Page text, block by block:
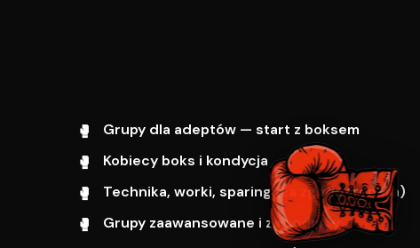
Grupy dla adeptów — start z boksem
Kobiecy boks i kondycja
Technika, worki, sparing (za zgodą trenera)
Grupy zaawansowane i zawodnicy